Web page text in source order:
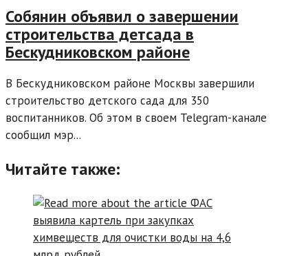
Собянин объявил о завершении
строительства детсада в
Бескудниковском районе
В Бескудниковском районе Москвы завершили
строительство детского сада для 350
воспитанников. Об этом в своем Telegram-канале
сообщил мэр...
Читайте также: